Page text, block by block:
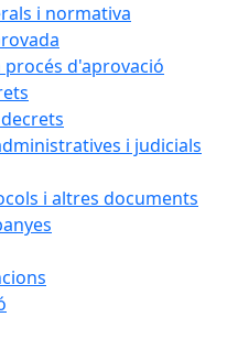
i normativa
d'aprovació
i judicials
i altres documents